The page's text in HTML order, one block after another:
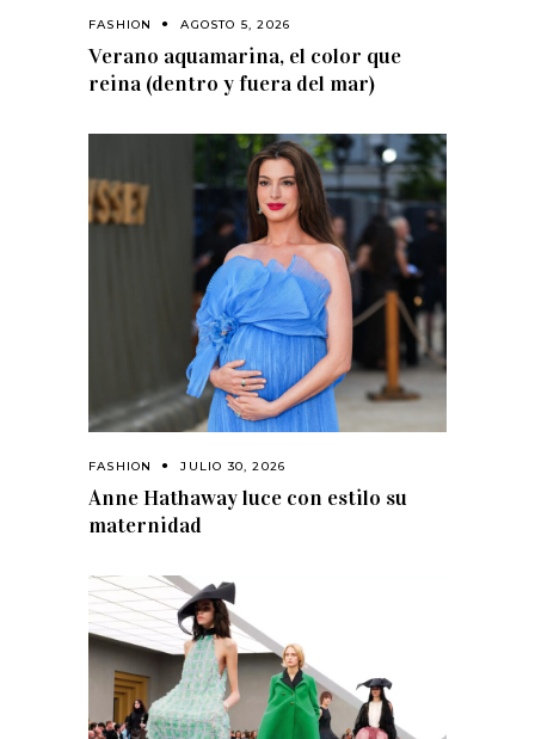
FASHION AGOSTO 5, 2026
Verano aquamarina, el color que
reina (dentro y fuera del mar)
FASHION JULIO 30, 2026
Anne Hathaway luce con estilo su
maternidad